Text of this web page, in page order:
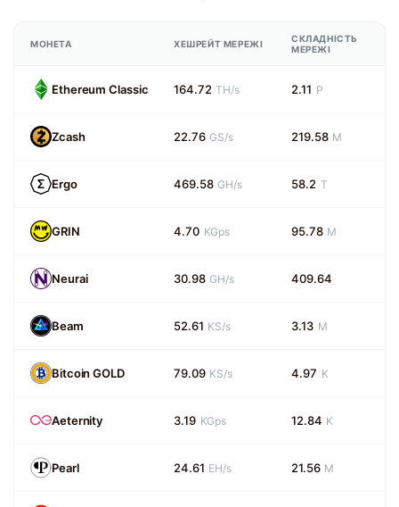
МОНЕТА ХЕШРЕЙТ МЕРЕЖІ
СКЛАДНІСТЬ
МЕРЕЖІ
Ethereum Classic 164.72 TH/s 2.11 P
Zcash 22.76 GS/s 219.58 M
Ergo 469.58 GH/s 58.2 T
GRIN 4.70 KGps 95.78 M
Neurai 30.98 GH/s 409.64
Beam 52.61 KS/s 3.13 M
Bitcoin GOLD 79.09 KS/s 4.97 K
Aeternity 3.19 KGps 12.84 K
Pearl 24.61 EH/s 21.56 M